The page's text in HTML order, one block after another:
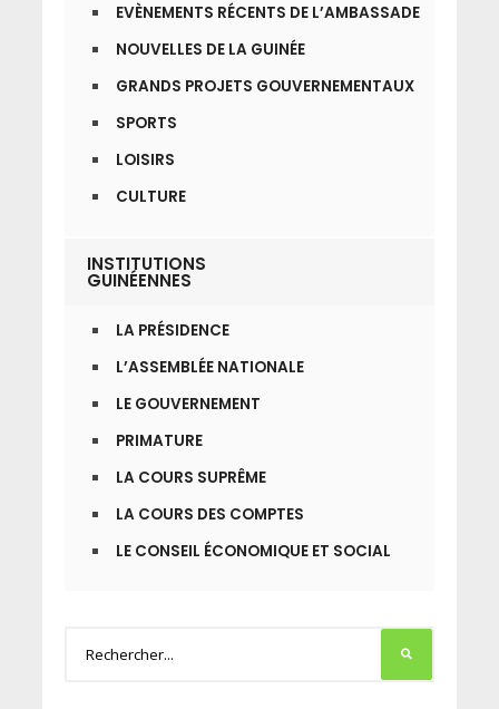
EVÈNEMENTS RÉCENTS DE L’AMBASSADE
NOUVELLES DE LA GUINÉE
GRANDS PROJETS GOUVERNEMENTAUX
SPORTS
LOISIRS
CULTURE
INSTITUTIONS
GUINÉENNES
LA PRÉSIDENCE
L’ASSEMBLÉE NATIONALE
LE GOUVERNEMENT
PRIMATURE
LA COURS SUPRÊME
LA COURS DES COMPTES
LE CONSEIL ÉCONOMIQUE ET SOCIAL